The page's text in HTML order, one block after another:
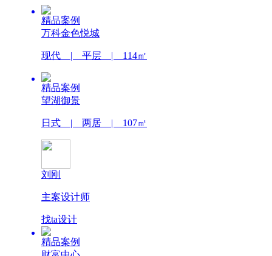
精品案例
万科金色悦城
现代 | 平层 | 114㎡
精品案例
望湖御景
日式 | 两居 | 107㎡
刘刚
主案设计师
找ta设计
精品案例